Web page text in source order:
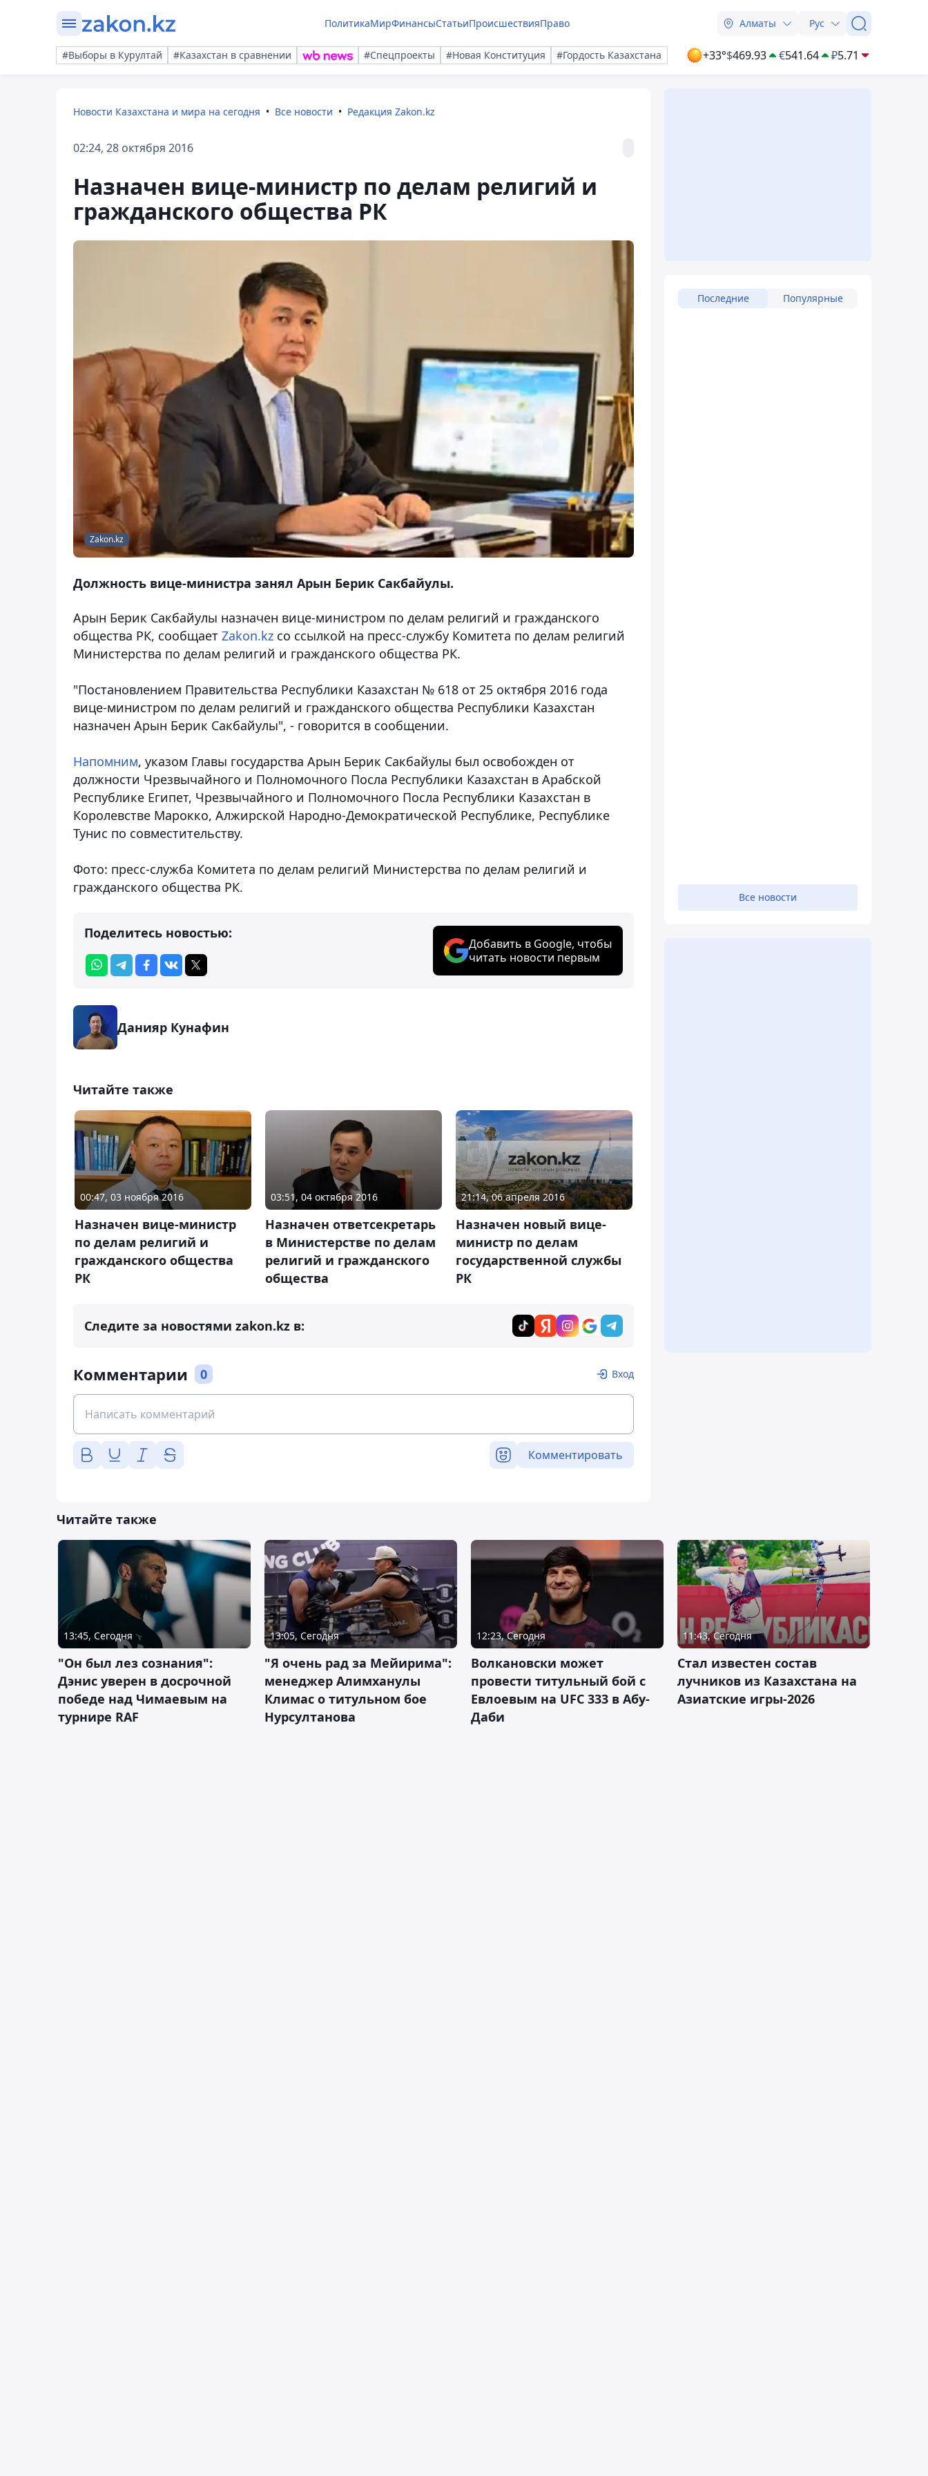
ПолитикаМирФинансыСтатьиПроисшествияПраво Алматы Рус
#Выборы в Курултай #Казахстан в сравнении #Спецпроекты #Новая Конституция #Гордость Казахстана +33°$469.93 €541.64 ₽5.71
Новости Казахстана и мира на сегодня Все новости Редакция Zakon.kz
02:24, 28 октября 2016
Назначен вице-министр по делам религий и
гражданского общества РК
Zakon.kz
Должность вице-министра занял Арын Берик Сакбайулы.
Арын Берик Сакбайулы назначен вице-министром по делам религий и гражданского
общества РК, сообщает Zakon.kz со ссылкой на пресс-службу Комитета по делам религий
Министерства по делам религий и гражданского общества РК.
"Постановлением Правительства Республики Казахстан № 618 от 25 октября 2016 года
вице-министром по делам религий и гражданского общества Республики Казахстан
назначен Арын Берик Сакбайулы", - говорится в сообщении.
Напомним, указом Главы государства Арын Берик Сакбайулы был освобожден от
должности Чрезвычайного и Полномочного Посла Республики Казахстан в Арабской
Республике Египет, Чрезвычайного и Полномочного Посла Республики Казахстан в
Королевстве Марокко, Алжирской Народно-Демократической Республике, Республике
Тунис по совместительству.
Фото: пресс-служба Комитета по делам религий Министерства по делам религий и
гражданского общества РК.
Поделитесь новостью:
Добавить в Google, чтобы
читать новости первым
Данияр Кунафин
Читайте также
00:47, 03 ноября 2016
Назначен вице-министр
по делам религий и
гражданского общества
РК
03:51, 04 октября 2016
Назначен ответсекретарь
в Министерстве по делам
религий и гражданского
общества
21:14, 06 апреля 2016
Назначен новый вице-
министр по делам
государственной службы
РК
Следите за новостями zakon.kz в:
Комментарии 0 Вход
Комментировать
Последние Популярные
Все новости
Читайте также
13:45, Сегодня
"Он был лез сознания":
Дэнис уверен в досрочной
победе над Чимаевым на
турнире RAF
13:05, Сегодня
"Я очень рад за Мейирима":
менеджер Алимханулы
Климас о титульном бое
Нурсултанова
12:23, Сегодня
Волкановски может
провести титульный бой с
Евлоевым на UFC 333 в Абу-
Даби
11:43, Сегодня
Стал известен состав
лучников из Казахстана на
Азиатские игры-2026